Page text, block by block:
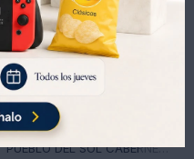
PUEBLO DEL SOL CABERNET CHARDONAY ROBLE